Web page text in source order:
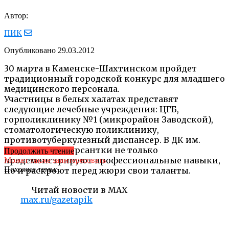
Автор:
ПИК
Опубликовано 29.03.2012
30 марта в Каменске-Шахтинском пройдет
традиционный городской конкурс для младшего
медицинского персонала.
Участницы в белых халатах представят
следующие лечебные учреждения: ЦГБ,
горполиклинику №1 (микрорайон Заводской),
стоматологическую поликлинику,
противотуберкулезный диспансер. В ДК им.
Гагарина конкурсантки не только
продемонстрируют профессиональные навыки,
но и раскроют перед жюри свои таланты.
Читай новости в MAX
max.ru/gazetapik
Продолжить чтение
Может также заинтересовать
Похожие темы: